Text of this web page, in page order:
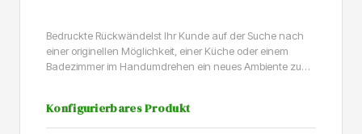
Bedruckte RückwändeIst Ihr Kunde auf der Suche nach
einer originellen Möglichkeit, einer Küche oder einem
Badezimmer im Handumdrehen ein neues Ambiente zu
mit einem maximalen Druckformat von 146 cm x 301 cm
geliefert werden.Sign AgainWenn Sie einen einzigartigen
Konfigurierbares Produkt